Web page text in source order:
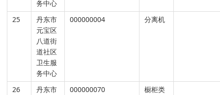
务中心
25
丹东市
元宝区
八道街
道社区
卫生服
务中心
000000004 分离机
26
丹东市
000000070 橱柜类